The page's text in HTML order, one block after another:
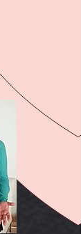
conosco,
projeto.
abertos